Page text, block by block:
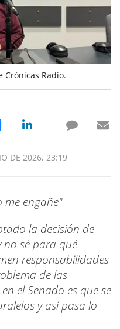
Crónicas Radio.
DE 2026, 23:19
me engañe"
la decisión de
sé para qué
responsabilidades
de las
el Senado es que se
y así pasa lo